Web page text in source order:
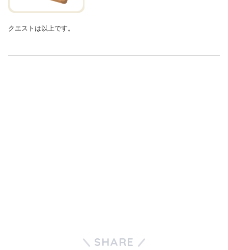
クエストは以上です。
SHARE